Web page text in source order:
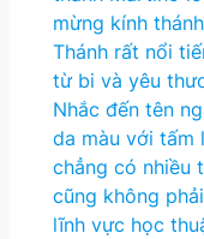
mừng kính thánh
Thánh rất nổi
từ bi và yêu
Nhắc đến tên
da màu với tấm
chẳng có nhiều
cũng không
lĩnh vực học